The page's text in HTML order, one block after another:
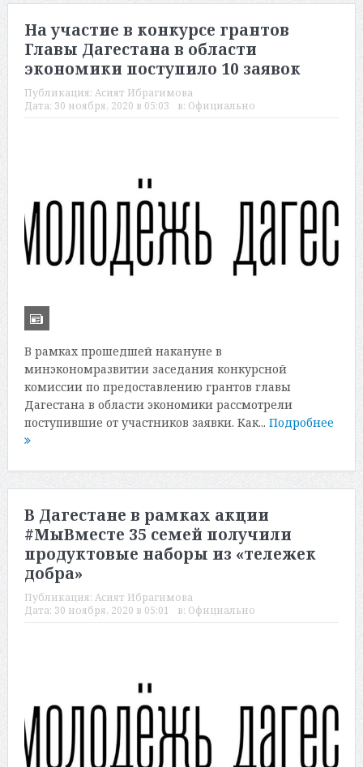
На участие в конкурсе грантов
Главы Дагестана в области
экономики поступило 10 заявок
Публикация: Асият Ибрагимова
Дата: 30 ноября, 2020 в 05:03 в: Официально
В рамках прошедшей накануне в
минэкономразвитии заседания конкурсной
комиссии по предоставлению грантов главы
Дагестана в области экономики рассмотрели
поступившие от участников заявки. Как... Подробнее
В Дагестане в рамках акции
#МыВместе 35 семей получили
продуктовые наборы из «тележек
добра»
Публикация: Асият Ибрагимова
Дата: 30 ноября, 2020 в 05:01 в: Официально